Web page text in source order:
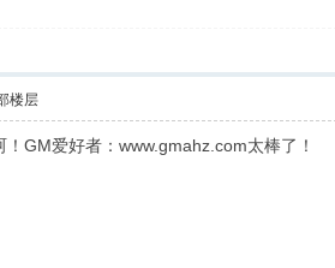
楼层
GM爱好者：www.gmahz.com太棒了！